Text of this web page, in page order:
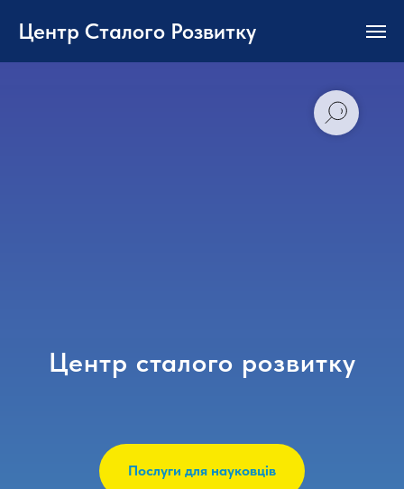
Центр Сталого Розвитку
Центр сталого розвитку
Послуги для науковців